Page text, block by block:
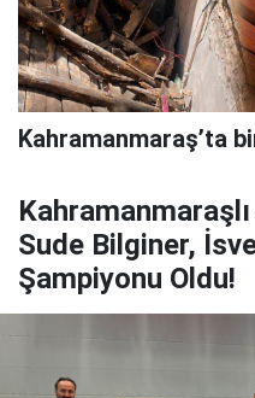
Kahramanmaraş’ta
Sude Bilginer,
Şampiyonu Oldu!